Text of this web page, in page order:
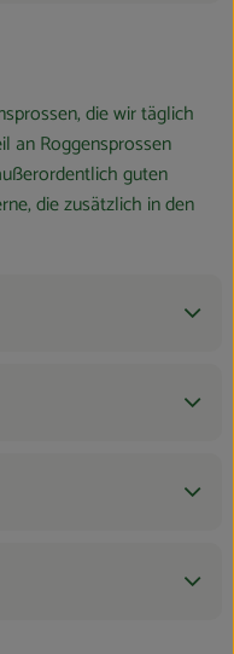
die wir täglich
an Roggensprossen
guten
die zusätzlich in den